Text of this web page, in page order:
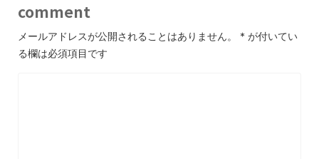
comment
メールアドレスが公開されることはありません。 * が付いてい
る欄は必須項目です